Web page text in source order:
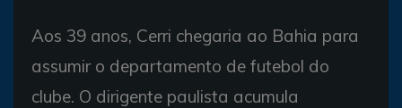
Aos 39 anos, Cerri chegaria ao Bahia para
assumir o departamento de futebol do
clube. O dirigente paulista acumula